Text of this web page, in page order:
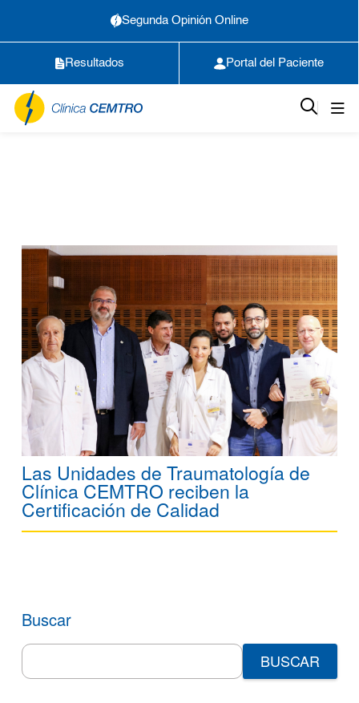
Segunda Opinión Online
Resultados Portal del Paciente
Las Unidades de Traumatología de
Clínica CEMTRO reciben la
Certificación de Calidad
Buscar
Search
for: